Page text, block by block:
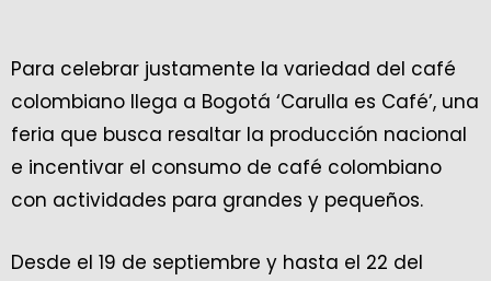
Para celebrar justamente la variedad del café
colombiano llega a Bogotá ‘Carulla es Café’, una
feria que busca resaltar la producción nacional
e incentivar el consumo de café colombiano
con actividades para grandes y pequeños.
Desde el 19 de septiembre y hasta el 22 del